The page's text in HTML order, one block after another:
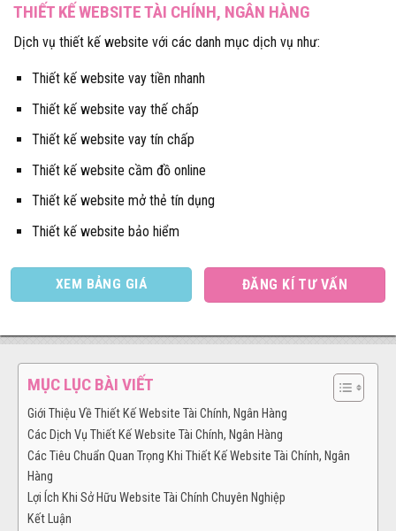
THIẾT KẾ WEBSITE TÀI CHÍNH, NGÂN HÀNG
Dịch vụ thiết kế website với các danh mục dịch vụ như:
Thiết kế website vay tiền nhanh
Thiết kế website vay thế chấp
Thiết kế website vay tín chấp
Thiết kế website cầm đồ online
Thiết kế website mở thẻ tín dụng
Thiết kế website bảo hiểm
XEM BẢNG GIÁ ĐĂNG KÍ TƯ VẤN
MỤC LỤC BÀI VIẾT
Giới Thiệu Về Thiết Kế Website Tài Chính, Ngân Hàng
Các Dịch Vụ Thiết Kế Website Tài Chính, Ngân Hàng
Các Tiêu Chuẩn Quan Trọng Khi Thiết Kế Website Tài Chính, Ngân
Hàng
Lợi Ích Khi Sở Hữu Website Tài Chính Chuyên Nghiệp
Kết Luận